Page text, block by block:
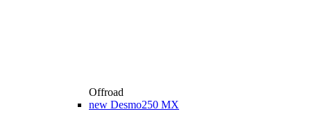
Offroad
new Desmo250 MX